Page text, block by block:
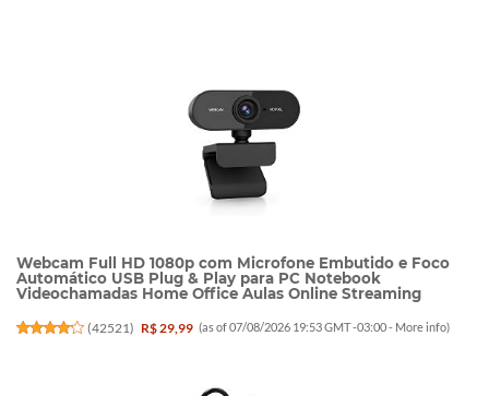
Webcam Full HD 1080p com Microfone Embutido e Foco
Automático USB Plug & Play para PC Notebook
Videochamadas Home Office Aulas Online Streaming
(42521) R$ 29,99 (as of 07/08/2026 19:53 GMT -03:00 - More info)